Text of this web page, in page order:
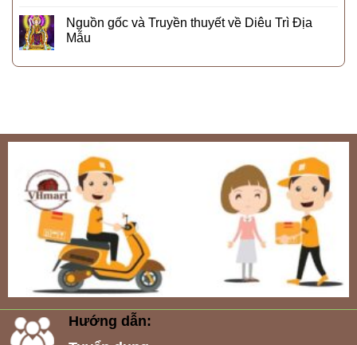
Nguồn gốc và Truyền thuyết về Diêu Trì Địa
Mẫu
Hướng dẫn: